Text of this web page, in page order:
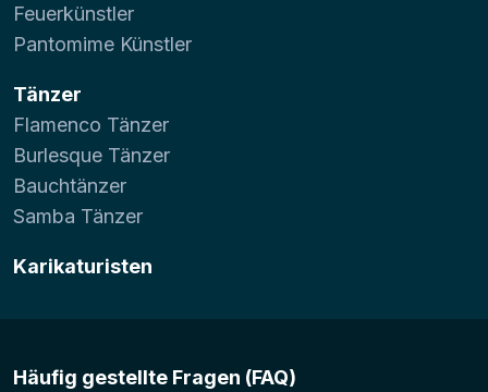
Feuerkünstler
Pantomime Künstler
Tänzer
Flamenco Tänzer
Burlesque Tänzer
Bauchtänzer
Samba Tänzer
Karikaturisten
Häufig gestellte Fragen (FAQ)